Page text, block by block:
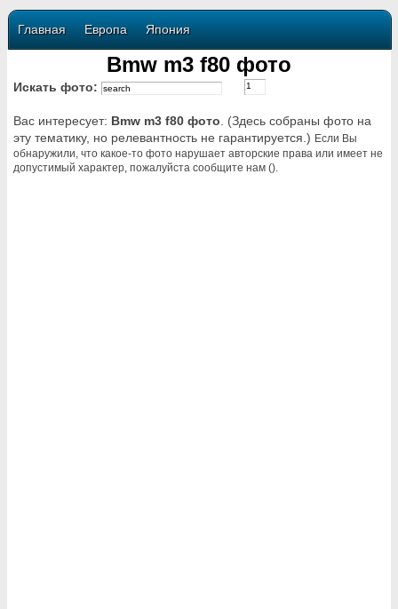
Главная Европа Япония
Bmw m3 f80 фото
Искать фото:
Вас интересует: Bmw m3 f80 фото . (Здесь собраны фото на
эту тематику, но релевантность не гарантируется.) Если Вы
обнаружили, что какое-то фото нарушает авторские права или имеет не
допустимый характер, пожалуйста сообщите нам ().